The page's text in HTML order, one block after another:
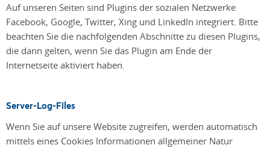
Auf unseren Seiten sind Plugins der sozialen Netzwerke
Facebook, Google, Twitter, Xing und LinkedIn integriert. Bitte
beachten Sie die nachfolgenden Abschnitte zu diesen Plugins,
die dann gelten, wenn Sie das Plugin am Ende der
Internetseite aktiviert haben.
Server-Log-Files
Wenn Sie auf unsere Website zugreifen, werden automatisch
mittels eines Cookies Informationen allgemeiner Natur